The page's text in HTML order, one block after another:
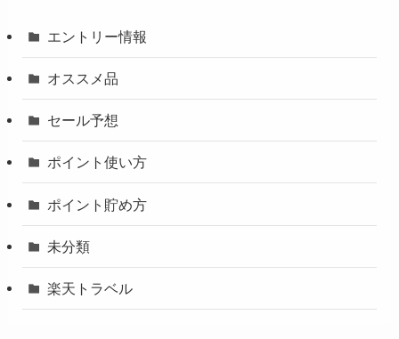
エントリー情報
オススメ品
セール予想
ポイント使い方
ポイント貯め方
未分類
楽天トラベル